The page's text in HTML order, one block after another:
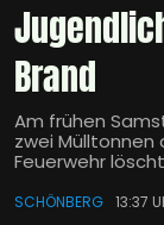
Brand
Am frühen
zwei Mülltonnen
Feuerwehr
SCHÖNBERG 13:37